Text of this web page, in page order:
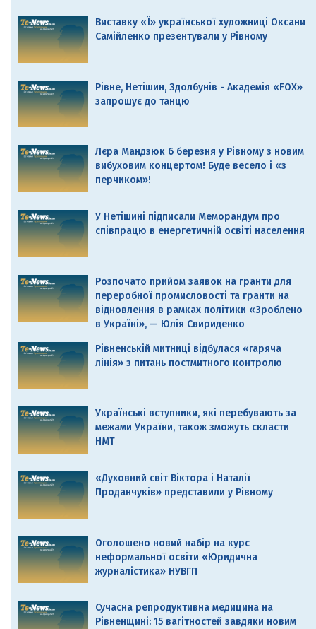
Виставку «Ї» української художниці Оксани
Самійленко презентували у Рівному
Рівне, Нетішин, Здолбунів - Академія «FOX»
запрошує до танцю
Лєра Мандзюк 6 березня у Рівному з новим
вибуховим концертом! Буде весело і «з
перчиком»!
У Нетішині підписали Меморандум про
співпрацю в енергетичній освіті населення
Розпочато прийом заявок на гранти для
переробної промисловості та гранти на
відновлення в рамках політики «Зроблено
в Україні», — Юлія Свириденко
Рівненській митниці відбулася «гаряча
лінія» з питань постмитного контролю
Українські вступники, які перебувають за
межами України, також зможуть скласти
НМТ
«Духовний світ Віктора і Наталії
Проданчуків» представили у Рівному
Оголошено новий набір на курс
неформальної освіти «Юридична
журналістика» НУВГП
Сучасна репродуктивна медицина на
Рівненщині: 15 вагітностей завдяки новим